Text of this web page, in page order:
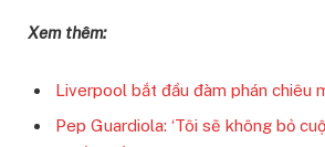
Xem thêm:
Liverpool bắt đầu đàm phán chiêu
Pep Guardiola: ‘Tôi sẽ không bỏ